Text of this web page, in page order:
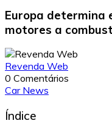
Europa determina
motores a
Revenda Web
0 Comentários
Car News
Índice